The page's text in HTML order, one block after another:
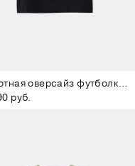
Плотная оверсайз футболка чёрная
руб.